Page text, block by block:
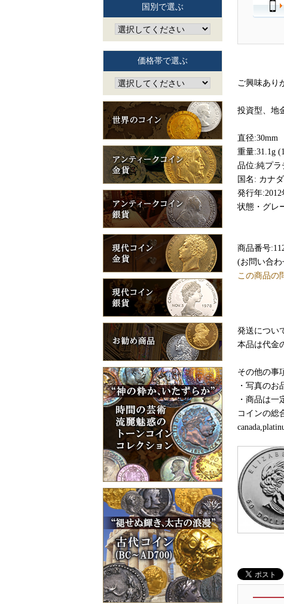
ご興味あり
投資型、地
直径:30mm
重量:31.1g
品位:純プラ
国名: カナダ
発行年:2012
状態・グレ
商品番号
(お問い合
この商品の
発送につい
本品は代金
その他の事
・写真のお
・商品は
コインの総
国別で選ぶ
価格帯で選ぶ